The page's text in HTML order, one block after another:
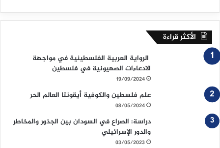
الأكثر قراءة
الرواية العربية الفلسطينية في مواجهة
الادعاءات الصهيونية في فلسطين
19/09/2024
علم فلسطين والكوفية أيقونتا العالم الحر
08/05/2024
دراسة: الصراع في السودان بين الجذور والمخاطر
والدور الإسرائيلي
03/05/2023